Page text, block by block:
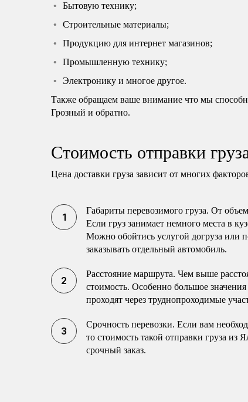
Бытовую технику;
Строительные материалы;
Продукцию для интернет магазинов;
Промышленную технику;
Электронику и многое другое.
Также обращаем ваше внимание что мы
Грозный и обратно.
Стоимость отправки
Цена доставки груза зависит от многих
Габариты перевозимого груза. От
Если груз занимает немного места в
Можно обойтись услугой догруза или
заказывать отдельный автомобиль.
Расстояние маршрута. Чем выше
стоимость. Особенно большое
проходят через труднопроходимые
Срочность перевозки. Если вам
то стоимость такой отправки груза из
срочный заказ.